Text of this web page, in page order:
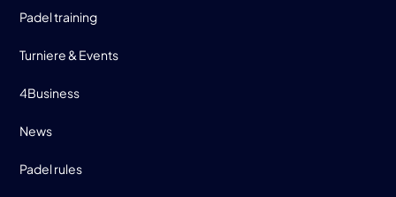
Padel training
Turniere & Events
4Business
News
Padel rules